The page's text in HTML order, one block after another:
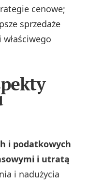
cenowe;
sprzedaże
i podatkowych
i utratą
i nadużycia